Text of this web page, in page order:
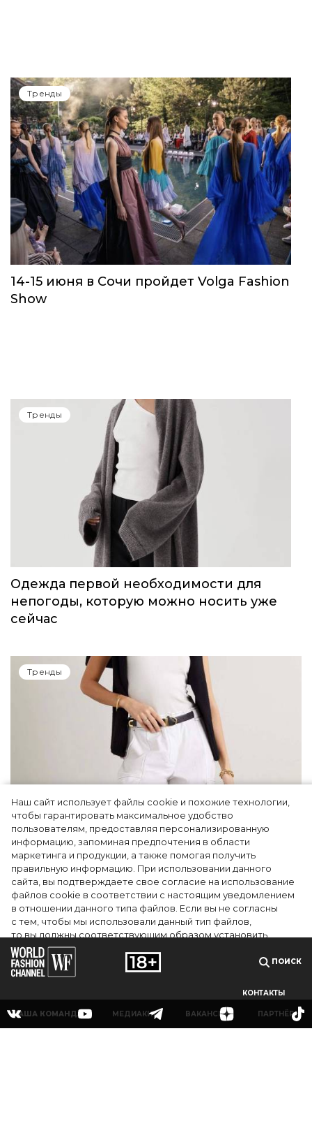
Наш сайт использует файлы cookie и похожие технологии,
чтобы гарантировать максимальное удобство
пользователям, предоставляя персонализированную
информацию, запоминая предпочтения в области
маркетинга и продукции, а также помогая получить
правильную информацию. При использовании данного
сайта, вы подтверждаете свое согласие на использование
файлов cookie в соответствии с настоящим уведомлением
в отношении данного типа файлов. Если вы не согласны
с тем, чтобы мы использовали данный тип файлов,
то вы должны соответствующим образом установить
настройки вашего браузера или не использовать сайт wfc.tv
СОГЛАСЕН
Тренды
14-15 июня в Сочи пройдет Volga Fashion
Show
Тренды
Одежда первой необходимости для
непогоды, которую можно носить уже
сейчас
Тренды
5 фасонов брюк, которые повсюду этим
летом
ПОИСК
КОНТАКТЫ
НАША КОМАНДА МЕДИАКИТ ВАКАНСИИ ПАРТНЁРЫ